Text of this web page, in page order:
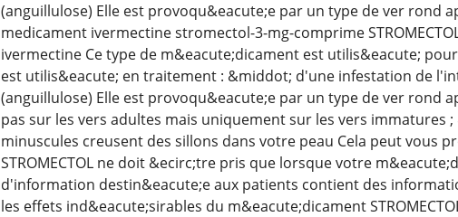
(anguillulose) Elle est provoqu&eacute;e par un type de ver rond
medicament ivermectine stromectol-3-mg-comprime
ivermectine Ce type de m&eacute;dicament est utilis&eacute;
est utilis&eacute; en traitement : &middot; d'une infestation de
(anguillulose) Elle est provoqu&eacute;e par un type de ver rond
pas sur les vers adultes mais uniquement sur les vers immatures
minuscules creusent des sillons dans votre peau Cela peut vous
STROMECTOL ne doit &ecirc;tre pris que lorsque votre
d'information destin&eacute;e aux patients contient des
les effets ind&eacute;sirables du m&eacute;dicament